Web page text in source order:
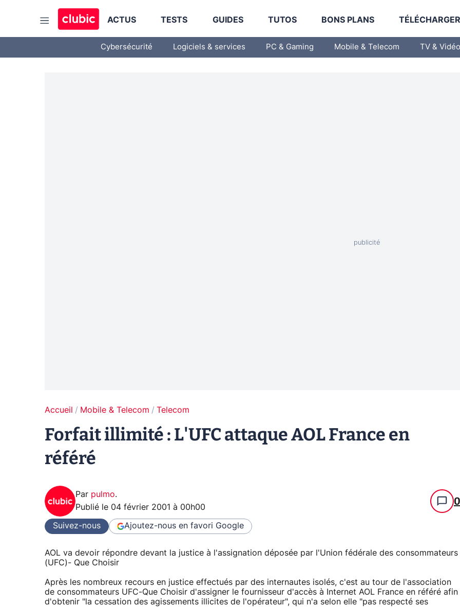
ACTUS TESTS GUIDES TUTOS BONS PLANS
Cybersécurité Logiciels & services PC & Gaming Mobile & Telecom TV & Vidéo
Accueil Mobile & Telecom Telecom
Forfait illimité : L'UFC attaque AOL France en
référé
Par pulmo.
Publié le 04 février 2001 à 00h00 0
Suivez-nous Ajoutez-nous en favori Google
AOL va devoir répondre devant la justice à l'assignation déposée par l'Union fédérale des consommateurs
(UFC)- Que Choisir
Après les nombreux recours en justice effectués par des internautes isolés, c'est au tour de l'association
de consommateurs UFC-Que Choisir d'assigner le fournisseur d'accès à Internet AOL France en référé afin
d'obtenir "la cessation des agissements illicites de l'opérateur", qui n'a selon elle "pas respecté ses